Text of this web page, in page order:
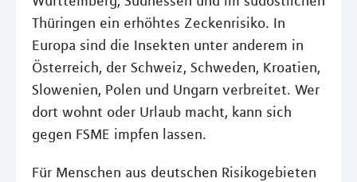
Thüringen ein erhöhtes Zeckenrisiko. In
Europa sind die Insekten unter anderem in
Österreich, der Schweiz, Schweden, Kroatien,
Slowenien, Polen und Ungarn verbreitet. Wer
dort wohnt oder Urlaub macht, kann sich
gegen FSME impfen lassen.
Für Menschen aus deutschen Risikogebieten